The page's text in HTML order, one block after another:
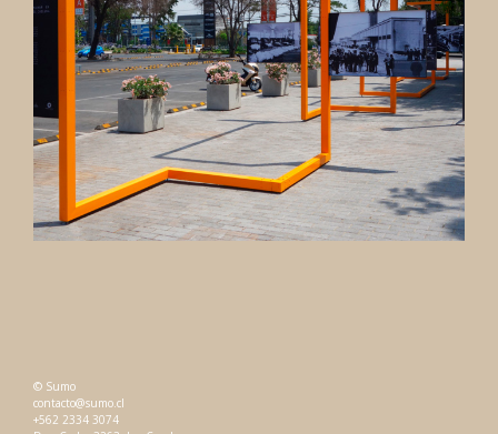
© Sumo
contacto@sumo.cl
+562 2334 3074